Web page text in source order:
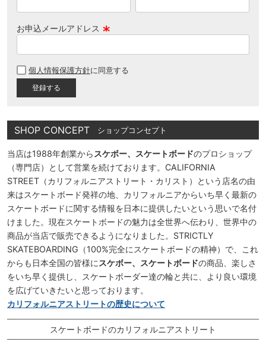
お申込メールアドレス
須
個人情報保護方針に同意する
SHOP CONCEPT ショップコンセプト
当店は1988年創業から スケボー、スケートボードのプロショップ
（専門店）として営業を続けております。CALIFORNIA
STREET（カリフォルニアストリート・カリスト）という店名の由
来はスケートボード発祥の地、カリフォルニアからいち早く最新の
スケートボードに関する情報を日本に提供したいという思いで名付
けました。現在スケートボードの魅力は全世界へ伝わり、世界中の
商品が当店で販売できるようになりました。STRICTLY
SKATEBOARDING（100%完全にスケートボードの精神）で、これ
からも日本全国の皆様に スケボー、スケートボードの商品、楽しさ
をいち早く提供し、スケートボーダー達の輪と共に、より良い環境
を広げていきたいと思っております。
カリフォルニアストリートの歴史について
スケートボードのカリフォルニアストリート